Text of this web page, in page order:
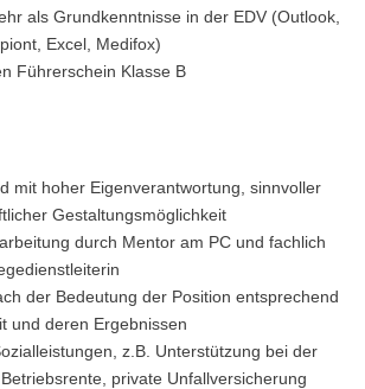
als Grundkenntnisse in der EDV (Outlook,
Excel, Medifox)
Führerschein Klasse B
mit hoher Eigenverantwortung, sinnvoller
Gestaltungsmöglichkeit
durch Mentor am PC und fachlich
der Bedeutung der Position entsprechend
und deren Ergebnissen
z.B. Unterstützung bei der
private Unfallversicherung